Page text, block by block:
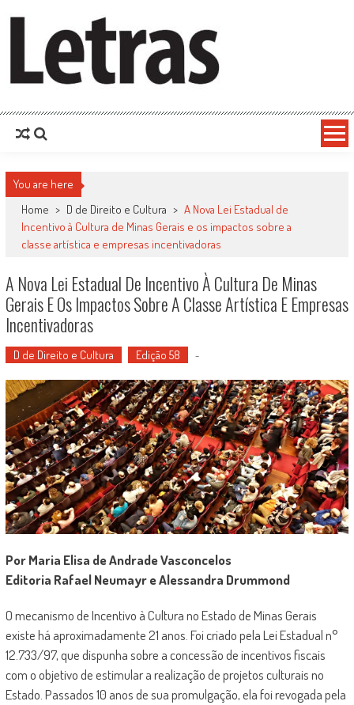
You are here
Home > D de Direito e Cultura > A Nova Lei Estadual de
Incentivo à Cultura de Minas Gerais e os impactos sobre a
classe artística e empresas incentivadoras
A Nova Lei Estadual De Incentivo À Cultura De Minas
Gerais E Os Impactos Sobre A Classe Artística E Empresas
Incentivadoras
D de Direito e Cultura Edição 58 -
Por Maria Elisa de Andrade Vasconcelos
Editoria Rafael Neumayr e Alessandra Drummond
O mecanismo de Incentivo à Cultura no Estado de Minas Gerais
existe há aproximadamente 21 anos. Foi criado pela Lei Estadual n°
12.733/97, que dispunha sobre a concessão de incentivos fiscais
com o objetivo de estimular a realização de projetos culturais no
Estado. Passados 10 anos de sua promulgação, ela foi revogada pela